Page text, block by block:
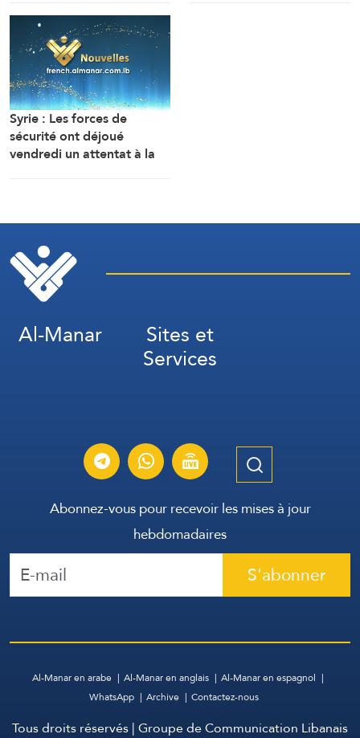
des difficultés techniques,
des travaux sont en cours
pour définir une voie
maritime temporaire. Un
accord définitif est
imminent.
Syrie : Les forces de
sécurité ont déjoué
vendredi un attentat à la
de Damas.
Al-Manar Sites et
Services
Abonnez-vous pour recevoir les mises à jour
hebdomadaires
S'abonner
Al-Manar en arabe Al-Manar en anglais
Al-Manar en espagnol
WhatsApp
Archive Contactez-nous
Tous droits réservés | Groupe de Communication Libanais